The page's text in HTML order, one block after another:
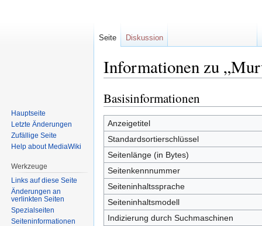
Informationen zu
Zur
Navigation
springen
Zur
Suche
springen
Basisinformationen
Anzeigetitel
Standardsortierschlüssel
Seitenlänge (in Bytes)
Seitenkennnummer
Seiteninhaltssprache
Seiteninhaltsmodell
Indizierung durch Suchmaschinen
Seite Diskussion
Hauptseite
Letzte Änderungen
Zufällige Seite
Help about MediaWiki
Werkzeuge
Links auf diese Seite
Änderungen an
verlinkten Seiten
Spezialseiten
Seiten­informationen